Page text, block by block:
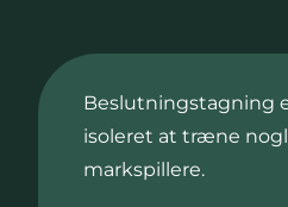
Beslutningstagning
isoleret at træne
markspillere.